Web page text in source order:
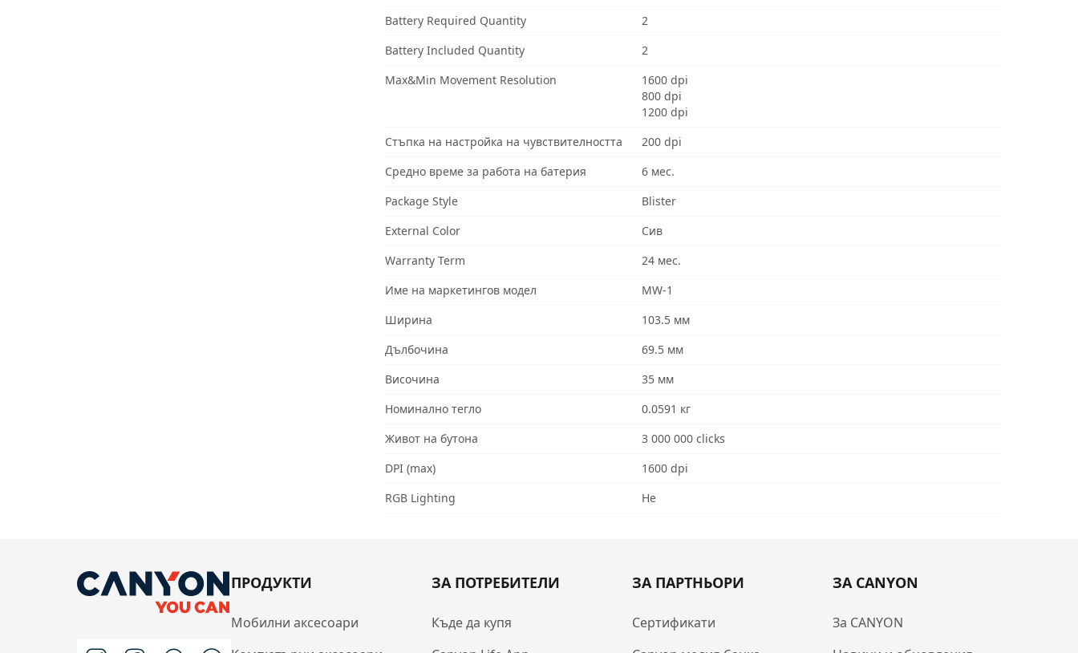
Battery Required Quantity
2
Battery Included Quantity
2
Max&Min Movement Resolution
1600 dpi
800 dpi
1200 dpi
Стъпка на настройка на чувствителността
200 dpi
Средно време за работа на батерия
6 мес.
Package Style
Blister
External Color
Сив
Warranty Term
24 мес.
Име на маркетингов модел
MW-1
Ширина
103.5 мм
Дълбочина
69.5 мм
Височина
35 мм
Номинално тегло
0.0591 кг
Живот на бутона
3 000 000 clicks
DPI (max)
1600 dpi
RGB Lighting
Не
ПРОДУКТИ
Мобилни аксесоари
ЗА ПОТРЕБИТЕЛИ
Къде да купя
ЗА ПАРТНЬОРИ
Сертификати
ЗА CANYON
За CANYON